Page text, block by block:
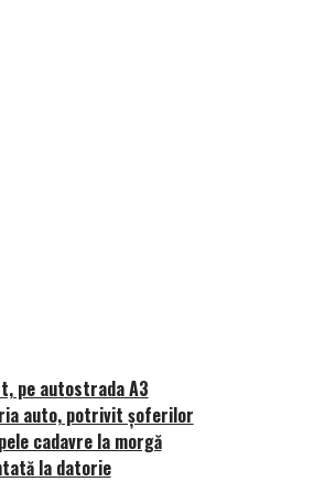
pe autostrada A3
auto, potrivit șoferilor
cadavre la morgă
la datorie